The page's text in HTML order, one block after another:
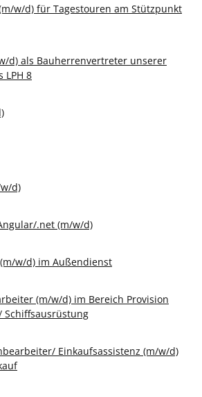
w/d) für Tagestouren am Stützpunkt
d) als Bauherrenvertreter unserer
LPH 8
d)
.net (m/w/d)
w/d) im Außendienst
(m/w/d) im Bereich Provision
Schiffsausrüstung
Einkaufsassistenz (m/w/d)